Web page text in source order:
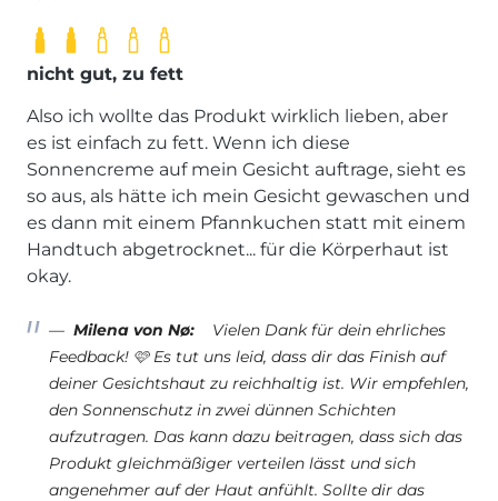
nicht gut, zu fett
Also ich wollte das Produkt wirklich lieben, aber
es ist einfach zu fett. Wenn ich diese
Sonnencreme auf mein Gesicht auftrage, sieht es
so aus, als hätte ich mein Gesicht gewaschen und
es dann mit einem Pfannkuchen statt mit einem
Handtuch abgetrocknet... für die Körperhaut ist
okay.
Milena von Nø:
Vielen Dank für dein ehrliches
Feedback! 🩷 Es tut uns leid, dass dir das Finish auf
deiner Gesichtshaut zu reichhaltig ist. Wir empfehlen,
den Sonnenschutz in zwei dünnen Schichten
aufzutragen. Das kann dazu beitragen, dass sich das
Produkt gleichmäßiger verteilen lässt und sich
angenehmer auf der Haut anfühlt. Sollte dir das